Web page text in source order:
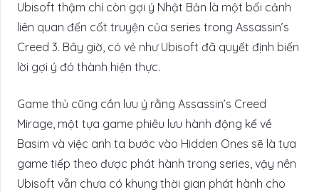
Ubisoft thậm chí còn gợi ý Nhật Bản là một bối cảnh
liên quan đến cốt truyện của series trong Assassin’s
Creed 3. Bây giờ, có vẻ như Ubisoft đã quyết định biến
lời gợi ý đó thành hiện thực.
Game thủ cũng cần lưu ý rằng Assassin’s Creed
Mirage, một tựa game phiêu lưu hành động kể về
Basim và việc anh ta bước vào Hidden Ones sẽ là tựa
game tiếp theo được phát hành trong series, vậy nên
Ubisoft vẫn chưa có khung thời gian phát hành cho